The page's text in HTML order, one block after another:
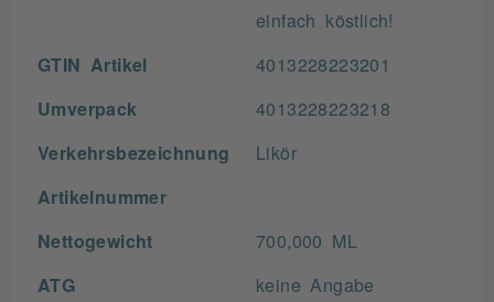
einfach köstlich!
GTIN Artikel 4013228223201
Umverpack 4013228223218
Verkehrsbezeichnung Likör
Artikelnummer
Nettogewicht 700,000 ML
ATG keine Angabe